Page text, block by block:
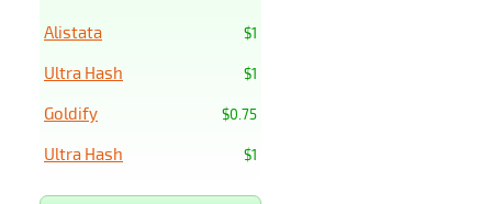
$1
Alistata
$1
Ultra Hash
$0.75
Goldify
$1
Ultra Hash